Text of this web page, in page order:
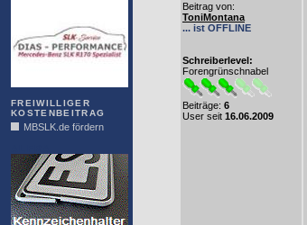
FREIWILLIGER
KOSTENBEITRAG
MBSLK.de fördern
Beitrag von:
ToniMontana
... ist OFFLINE
Schreiberlevel:
Forengrünschnabel
Beiträge: 6
User seit 16.06.2009